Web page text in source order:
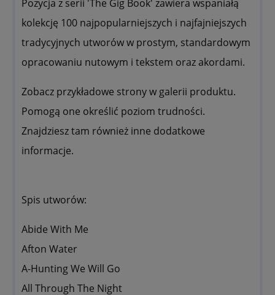
Pozycja z serii 'The Gig Book' zawiera wspaniałą
kolekcję 100 najpopularniejszych i najfajniejszych
tradycyjnych utworów w prostym, standardowym
opracowaniu nutowym i tekstem oraz akordami.
Zobacz przykładowe strony w galerii produktu.
Pomogą one określić poziom trudności.
Znajdziesz tam również inne dodatkowe
informacje.
Spis utworów:
Abide With Me
Afton Water
A-Hunting We Will Go
All Through The Night